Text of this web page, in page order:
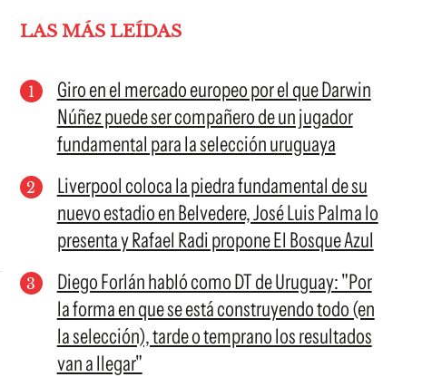
LAS MÁS LEÍDAS
Giro en el mercado europeo por el que Darwin
Núñez puede ser compañero de un jugador
fundamental para la selección uruguaya
Liverpool coloca la piedra fundamental de su
nuevo estadio en Belvedere, José Luis Palma lo
presenta y Rafael Radi propone El Bosque Azul
Diego Forlán habló como DT de Uruguay: "Por
la forma en que se está construyendo todo (en
la selección), tarde o temprano los resultados
van a llegar"